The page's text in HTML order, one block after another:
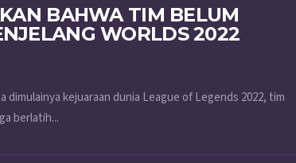
BAHWA TIM BELUM
WORLDS 2022
kejuaraan dunia League of Legends 2022, tim
berlatih...